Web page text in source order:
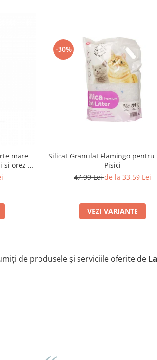
mare
orez 15
-30%
Silicat Granulat Flamingo pentru
Pisici
47,99 Leide la 33,59 Lei
VEZI VARIANTE
de produsele și serviciile oferite de
M.